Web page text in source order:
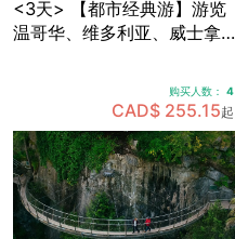
<3天> 【都市经典游】游览
温哥华、维多利亚、威士拿
购买人数： 4
CAD$ 255.15起